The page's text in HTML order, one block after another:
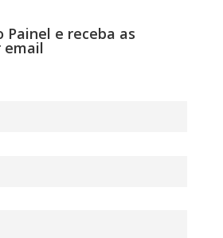
Painel e receba as
email